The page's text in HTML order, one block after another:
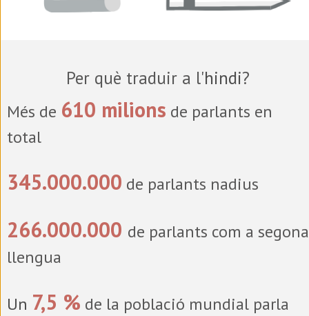
Per què traduir a l'hindi?
Més de 610 milions de parlants en
total
345.000.000 de parlants nadius
266.000.000 de parlants com a segona
llengua
Un 7,5 % de la població mundial parla